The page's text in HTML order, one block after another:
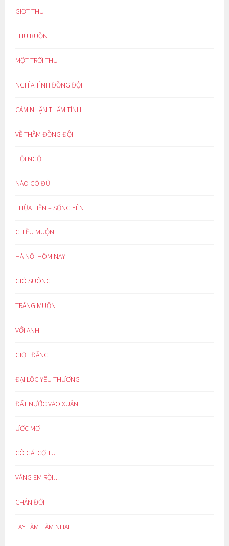
GIỌT THU
THU BUỒN
MỘT TRỜI THU
NGHĨA TÌNH ĐỒNG ĐỘI
CẢM NHẬN THÂM TÌNH
VỀ THĂM ĐỒNG ĐỘI
HỘI NGỘ
NÀO CÓ ĐỦ
THỪA TIỀN – SỐNG YÊN
CHIỀU MUỘN
HÀ NỘI HÔM NAY
GIÓ SUÔNG
TRĂNG MUỘN
VỚI ANH
GIỌT ĐẮNG
ĐẠI LỘC YÊU THƯƠNG
ĐẤT NƯỚC VÀO XUÂN
ƯỚC MƠ
CÔ GÁI CƠ TU
VẮNG EM RỒI…
CHÁN ĐỜI
TAY LÀM HÀM NHAI